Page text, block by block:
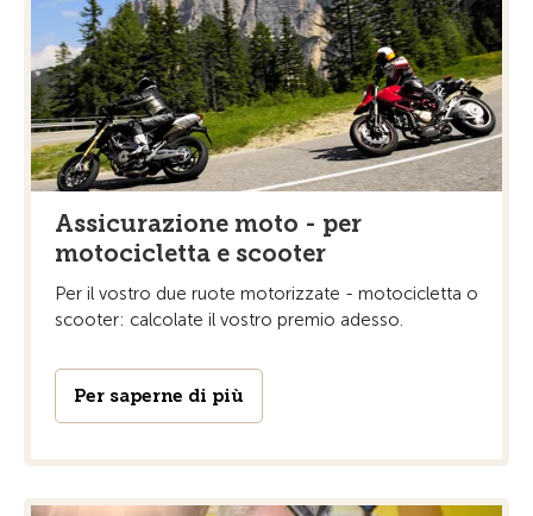
Assicurazione moto - per
motocicletta e scooter
Per il vostro due ruote motorizzate - motocicletta o
scooter: calcolate il vostro premio adesso.
Per saperne di più